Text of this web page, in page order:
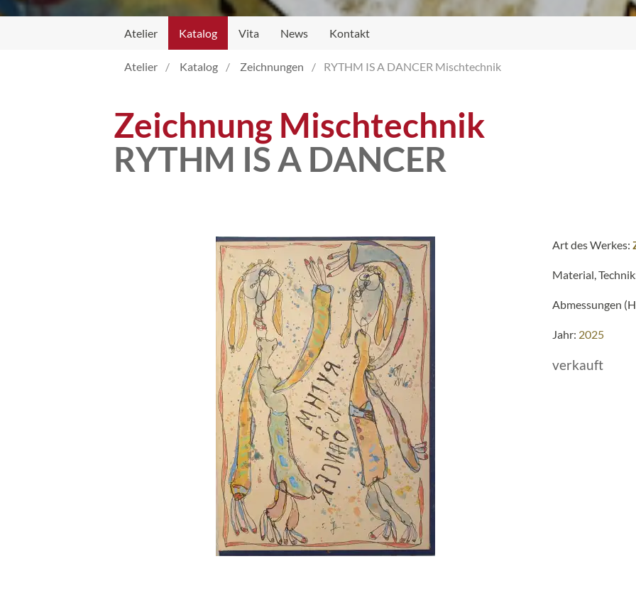
Atelier Katalog Vita News Kontakt
Atelier
Atelier Katalog Zeichnungen RYTHM IS A DANCER Mischtechnik
Zeichnung Mischtechnik
RYTHM IS A DANCER
Art des Werkes:
Material,
Abmessungen
Jahr: 2025
verkauft